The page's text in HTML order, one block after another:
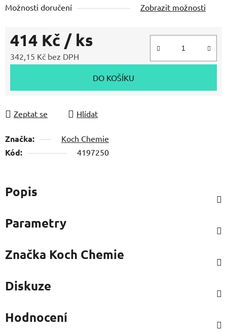
Možnosti doručení
Zobrazit možnosti
414 Kč / ks
342,15 Kč bez DPH
DO KOŠÍKU
Zeptat se Hlídat
Značka: Koch Chemie
Kód: 4197250
Popis
Parametry
Značka Koch Chemie
Diskuze
Hodnocení